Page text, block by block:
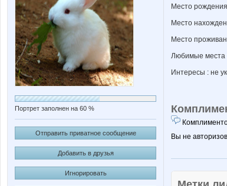
Портрет заполнен на 60 %
Отправить приватное сообщение
Добавить в друзья
Игнорировать
Место
Место
Место
Любимые места
Интересы : не
Вы не